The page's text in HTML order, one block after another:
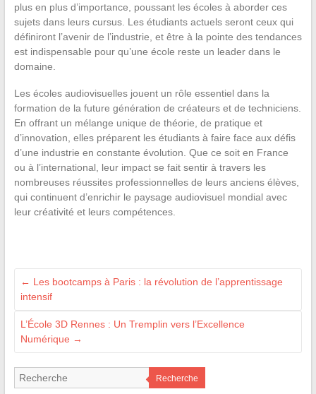
plus en plus d’importance, poussant les écoles à aborder ces
sujets dans leurs cursus. Les étudiants actuels seront ceux qui
définiront l’avenir de l’industrie, et être à la pointe des tendances
est indispensable pour qu’une école reste un leader dans le
domaine.
Les écoles audiovisuelles jouent un rôle essentiel dans la
formation de la future génération de créateurs et de techniciens.
En offrant un mélange unique de théorie, de pratique et
d’innovation, elles préparent les étudiants à faire face aux défis
d’une industrie en constante évolution. Que ce soit en France
ou à l’international, leur impact se fait sentir à travers les
nombreuses réussites professionnelles de leurs anciens élèves,
qui continuent d’enrichir le paysage audiovisuel mondial avec
leur créativité et leurs compétences.
← Les bootcamps à Paris : la révolution de l’apprentissage
intensif
L’École 3D Rennes : Un Tremplin vers l’Excellence
Numérique →
Recherche